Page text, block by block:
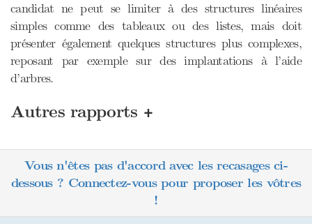
candidat ne peut se limiter à des structures linéaires
simples comme des tableaux ou des listes, mais doit
présenter également quelques structures plus complexes,
reposant par exemple sur des implantations à l’aide
d’arbres.
Autres rapports +
Vous n'êtes pas d'accord avec les recasages ci-
dessous ? Connectez-vous pour proposer les vôtres
!